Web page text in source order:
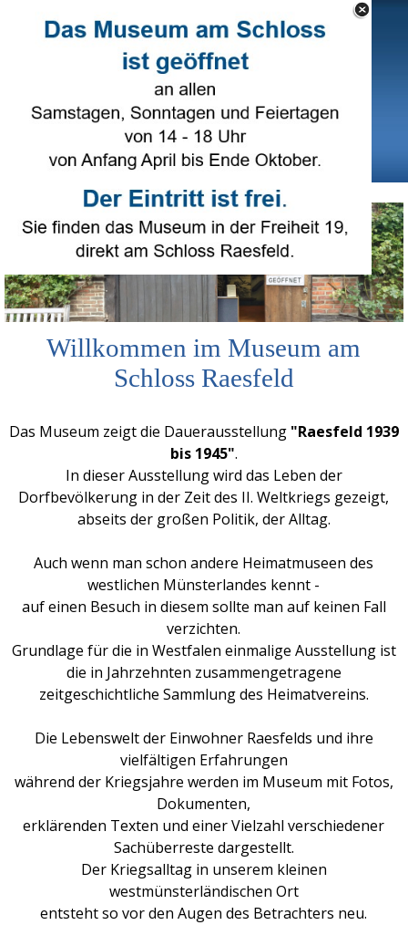
Select Language ▼
Menü überspringen
Willkommen im Museum am
Schloss Raesfeld
Das Museum zeigt die Dauerausstellung "Raesfeld 1939
bis 1945".
In dieser Ausstellung wird das Leben der
Dorfbevölkerung in der Zeit des II. Weltkriegs gezeigt,
abseits der großen Politik, der Alltag.
Auch wenn man schon andere Heimatmuseen des
westlichen Münsterlandes kennt -
auf einen Besuch in diesem sollte man auf keinen Fall
verzichten.
Grundlage für die in Westfalen einmalige Ausstellung ist
die in Jahrzehnten zusammengetragene
zeitgeschichtliche Sammlung des Heimatvereins.
Die Lebenswelt der Einwohner Raesfelds und ihre
vielfältigen Erfahrungen
während der Kriegsjahre werden im Museum mit Fotos,
Dokumenten,
erklärenden Texten und einer Vielzahl verschiedener
Sachüberreste dargestellt.
Der Kriegsalltag in unserem kleinen
westmünsterländischen Ort
entsteht so vor den Augen des Betrachters neu.